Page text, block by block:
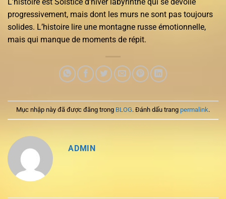
progressivement, mais dont les murs ne sont pas toujours
solides. L’histoire lire une montagne russe émotionnelle,
mais qui manque de moments de répit.
Mục nhập này đã được đăng trong BLOG. Đánh dấu trang permalink.
ADMIN